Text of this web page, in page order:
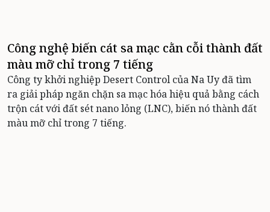
Công nghệ biến cát sa mạc cằn cỗi thành đất
màu mỡ chỉ trong 7 tiếng
Công ty khởi nghiệp Desert Control của Na Uy đã tìm
ra giải pháp ngăn chặn sa mạc hóa hiệu quả bằng cách
trộn cát với đất sét nano lỏng (LNC), biến nó thành đất
màu mỡ chỉ trong 7 tiếng.